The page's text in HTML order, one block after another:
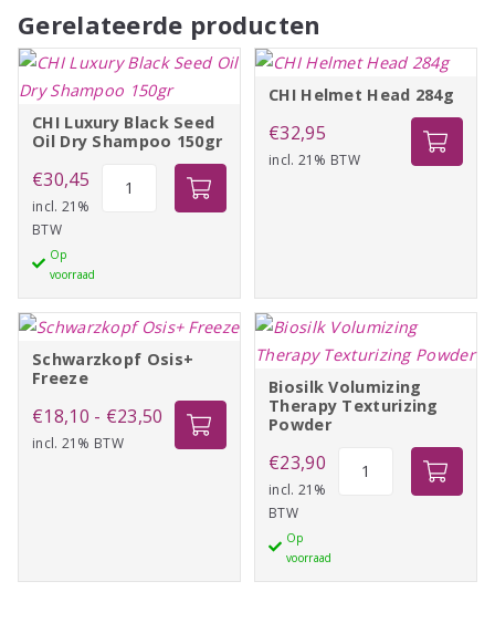
Gerelateerde producten
CHI Luxury Black Seed
Oil Dry Shampoo 150gr
€30,45
incl. 21%
BTW
Op
voorraad
Dry
Shampoo
150gr
CHI Helmet Head 284g
€32,95
incl. 21% BTW
Schwarzkopf Osis+
Freeze
€18,10 - €23,50 Prijsklasse:
€18,10
incl. 21% BTW
Biosilk Volumizing
Therapy Texturizing
Powder
€23,90
incl. 21%
BTW
Op
voorraad